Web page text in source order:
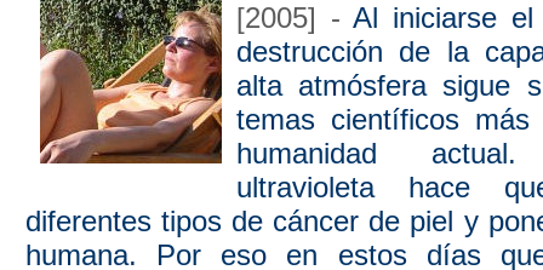
[2005] -Al iniciarse
destrucción de la
alta atmósfera sigue
temas científicos
humanidad
ultravioleta hace
diferentes tipos de cáncer de piel y
humana. Por eso en estos días